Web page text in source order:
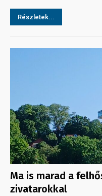
Részletek...
Ma is marad a
zivatarokkal